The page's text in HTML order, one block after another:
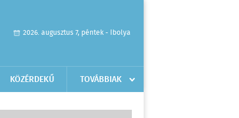
2026. augusztus 7, péntek - Ibolya
KÖZÉRDEKŰ TOVÁBBIAK